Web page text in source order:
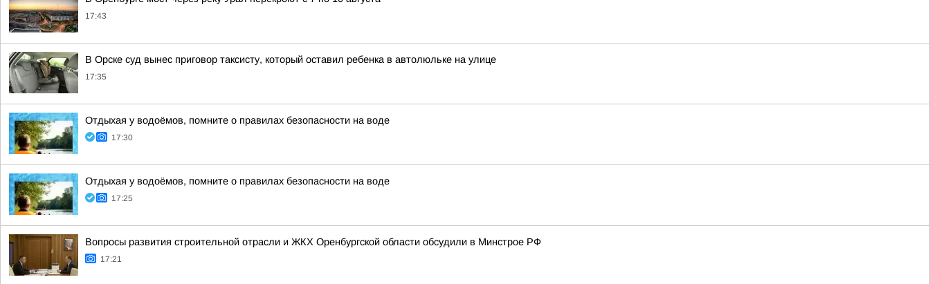
17:43
В Орске суд вынес приговор таксисту, который оставил ребенка в автолюльке на улице
17:35
Отдыхая у водоёмов, помните о правилах безопасности на воде
17:30
Отдыхая у водоёмов, помните о правилах безопасности на воде
17:25
Вопросы развития строительной отрасли и ЖКХ Оренбургской области обсудили в Минстрое РФ
17:21